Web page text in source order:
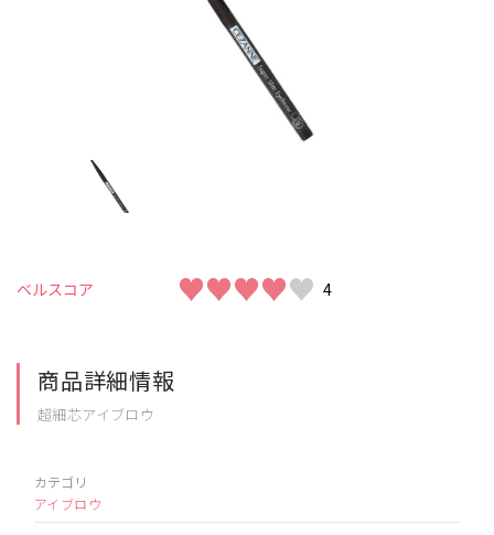
ベルスコア ♥♥♥♥♥
♥♥♥♥♥ 4
商品詳細情報
超細芯アイブロウ
カテゴリ
アイブロウ